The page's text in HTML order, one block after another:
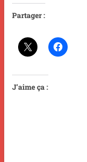
Partager :
J’aime ça :